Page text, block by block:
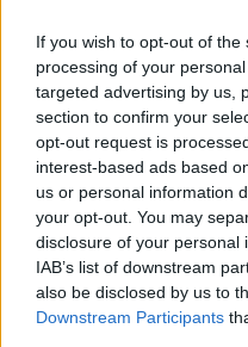
If you wish to opt-out of
processing of your
targeted advertising by us,
section to confirm your
opt-out request is
interest-based ads based
us or personal information
your opt-out. You may
disclosure of your personal
IAB’s list of downstream
also be disclosed by us to
Downstream Participants
LEGFRISSEBB
Országos
Egyetem